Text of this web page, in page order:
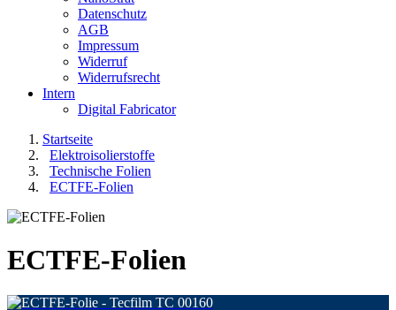
Datenschutz
AGB
Impressum
Widerruf
Widerrufsrecht
Intern
Digital Fabricator
Startseite
Elektroisolierstoffe
Technische Folien
ECTFE-Folien
ECTFE-Folien